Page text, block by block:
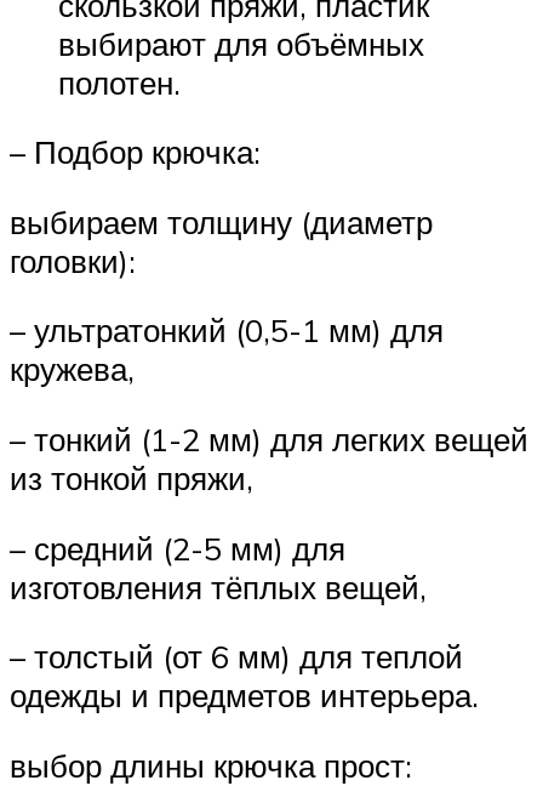
выбирают для объёмных
полотен.
– Подбор крючка:
выбираем толщину (диаметр
головки):
– ультратонкий (0,5-1 мм) для
кружева,
– тонкий (1-2 мм) для легких вещей
из тонкой пряжи,
– средний (2-5 мм) для
изготовления тёплых вещей,
– толстый (от 6 мм) для теплой
одежды и предметов интерьера.
выбор длины крючка прост: